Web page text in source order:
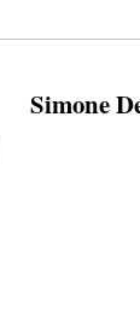
Simone